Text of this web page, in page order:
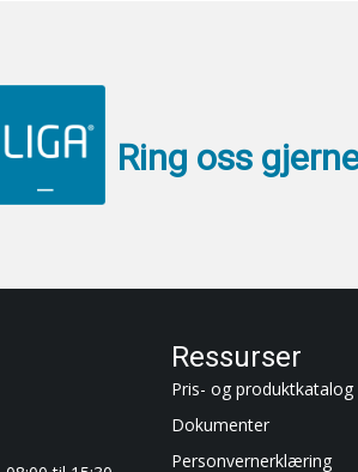
Ring oss
Ressurser
Pris- og produktkatalog
Dokumenter
Personvernerklæring